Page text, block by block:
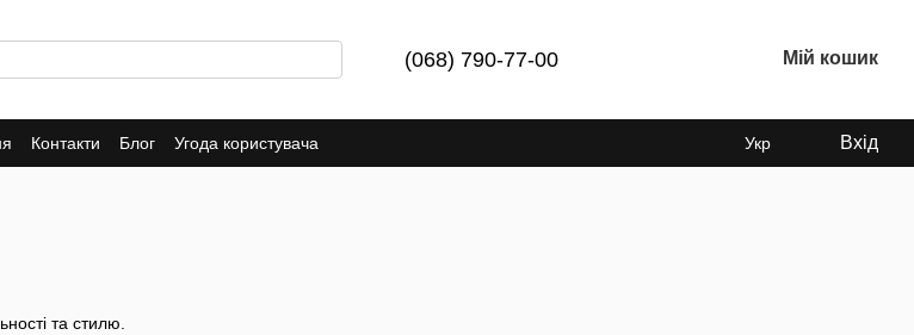
(068) 790-77-00 Мій кошик
Контакти Блог Угода користувача Укр Вхід
та стилю.